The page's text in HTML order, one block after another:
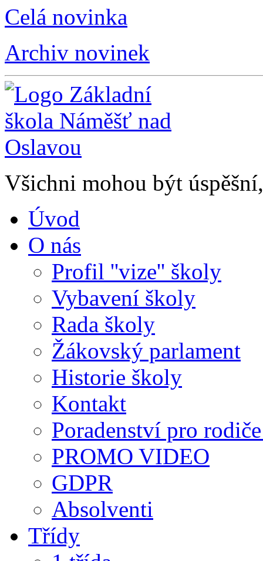
Celá novinka
Archiv novinek
Všichni mohou být
Úvod
O nás
Profil ''vize'' školy
Vybavení školy
Rada školy
Žákovský parlament
Historie školy
Kontakt
Poradenství pro
PROMO VIDEO
GDPR
Absolventi
Třídy